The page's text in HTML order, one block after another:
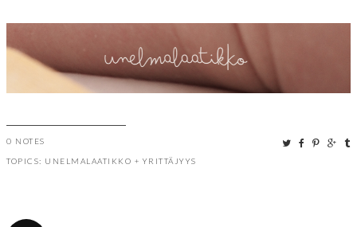
0 NOTES
TOPICS: UNELMALAATIKKO + YRITTÄJYYS